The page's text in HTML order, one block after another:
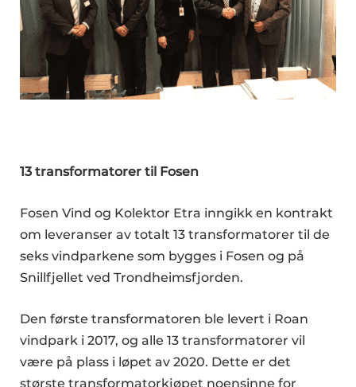
13 transformatorer til Fosen
Fosen Vind og Kolektor Etra inngikk en kontrakt
om leveranser av totalt 13 transformatorer til de
seks vindparkene som bygges i Fosen og på
Snillfjellet ved Trondheimsfjorden.
Den første transformatoren ble levert i Roan
vindpark i 2017, og alle 13 transformatorer vil
være på plass i løpet av 2020. Dette er det
største transformatorkjøpet noensinne for